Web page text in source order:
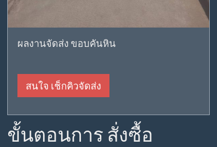
ผลงานจัดส่ง ขอบคันหิน
สนใจ เช็กคิวจัดส่ง
ขั้นตอนการ สั่งซื้อ